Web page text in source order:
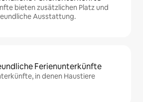
bieten zusätzlichen Platz und
Ausstattung.
Ferienunterkünfte
in denen Haustiere